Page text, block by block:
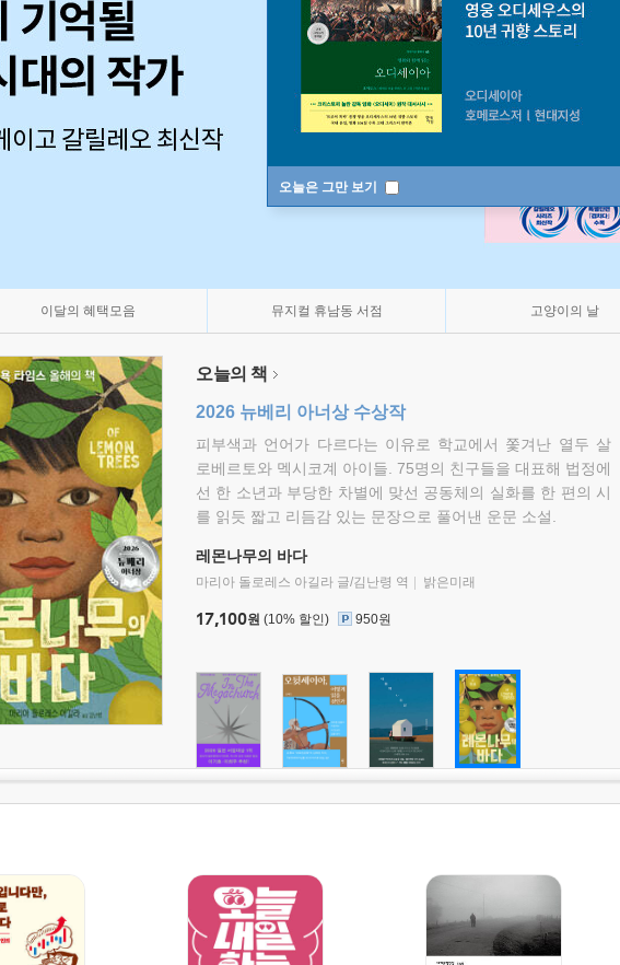
오늘은 그만 보기
이달의 혜택모음 뮤지컬 휴남동 서점 고양이의 날
오늘의 책
2026 뉴베리 아너상 수상작
피부색과 언어가 다르다는 이유로 학교에서 쫓겨난 열두 살
로베르토와 멕시코계 아이들. 75명의 친구들을 대표해 법정에
선 한 소년과 부당한 차별에 맞선 공동체의 실화를 한 편의 시
를 읽듯 짧고 리듬감 있는 문장으로 풀어낸 운문 소설.
레몬나무의 바다
마리아 돌로레스 아길라 글/김난령 역 밝은미래
17,100원 (10% 할인) 950원